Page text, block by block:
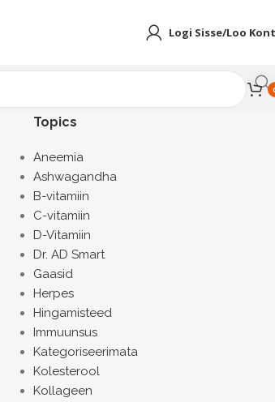
Logi Sisse/Loo
Topics
Aneemia
Ashwagandha
B-vitamiin
C-vitamiin
D-Vitamiin
Dr. AD Smart
Gaasid
Herpes
Hingamisteed
Immuunsus
Kategoriseerimata
Kolesterool
Kollageen